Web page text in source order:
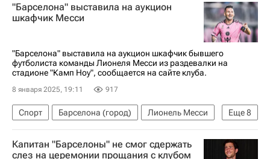
"Барселона" выставила на аукцион
шкафчик Месси
"Барселона" выставила на аукцион шкафчик бывшего
футболиста команды Лионеля Месси из раздевалки на
стадионе "Камп Ноу", сообщается на сайте клуба.
8 января 2025, 19:11 917
Еще8
Спорт Барселона (город)
Лионель Месси
Виктор
Роналдиньо РБ Лейпциг
RFEF
Барселона
Чемпионат Испании по футболу
Капитан "Барселоны" не смог сдержать
слез на церемонии прощания с клубом